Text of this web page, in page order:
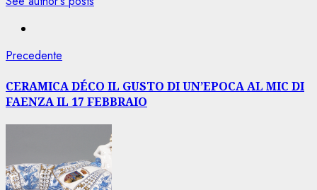
Navigazione
articolo
Precedente
CERAMICA DÉCO IL GUSTO DI UN’EPOCA AL MIC DI
FAENZA IL 17 FEBBRAIO